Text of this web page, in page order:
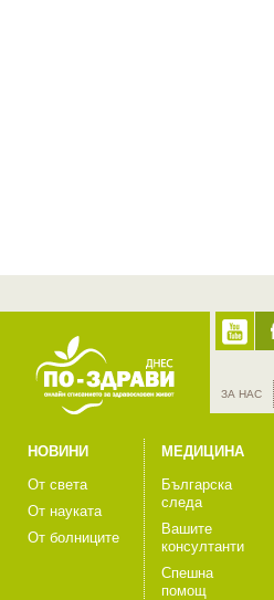
ЗА НАС
НОВИНИ
От света
От науката
От болниците
МЕДИЦИНА
Българска
следа
Вашите
консултанти
Спешна
помощ